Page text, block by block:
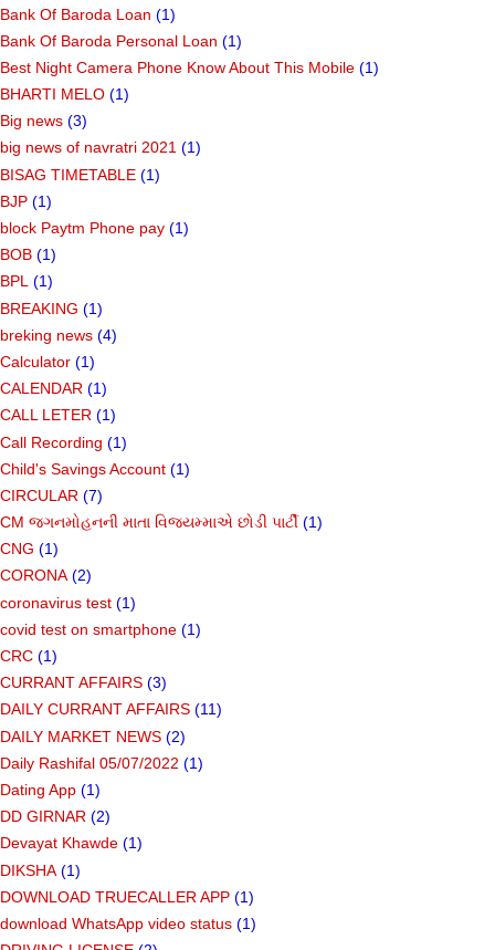
Bank Of Baroda Loan (1)
Bank Of Baroda Personal Loan (1)
Best Night Camera Phone Know About This Mobile (1)
BHARTI MELO (1)
Big news (3)
big news of navratri 2021 (1)
BISAG TIMETABLE (1)
BJP (1)
block Paytm Phone pay (1)
BOB (1)
BPL (1)
BREAKING (1)
breking news (4)
Calculator (1)
CALENDAR (1)
CALL LETER (1)
Call Recording (1)
Child's Savings Account (1)
CIRCULAR (7)
CM જગનમોહનની માતા વિજયમ્માએ છોડી પાર્ટી (1)
CNG (1)
CORONA (2)
coronavirus test (1)
covid test on smartphone (1)
CRC (1)
CURRANT AFFAIRS (3)
DAILY CURRANT AFFAIRS (11)
DAILY MARKET NEWS (2)
Daily Rashifal 05/07/2022 (1)
Dating App (1)
DD GIRNAR (2)
Devayat Khawde (1)
DIKSHA (1)
DOWNLOAD TRUECALLER APP (1)
download WhatsApp video status (1)